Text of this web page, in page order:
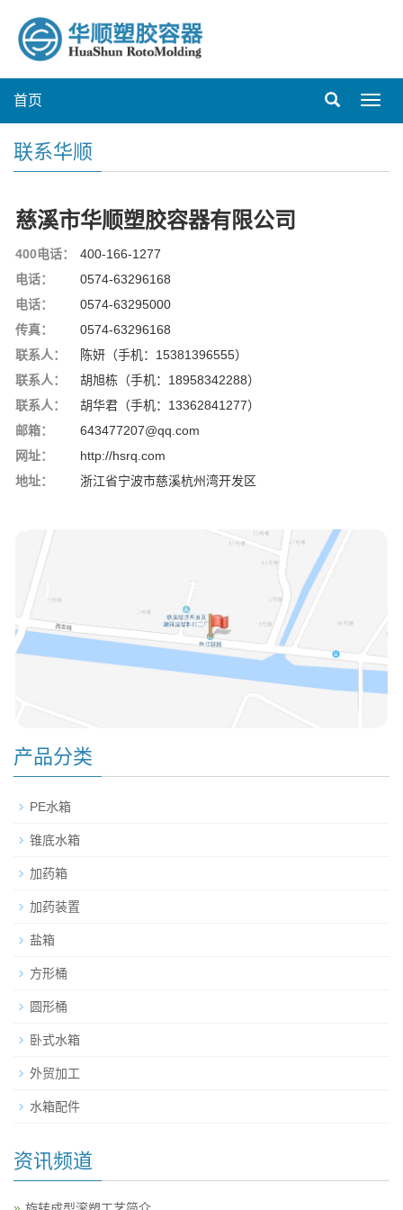
首页
联系华顺
慈溪市华顺塑胶容器有限公司
400电话：
400-166-1277
电话：
0574-63296168
电话：
0574-63295000
传真：
0574-63296168
联系人：
陈妍（手机：15381396555）
联系人：
胡旭栋（手机：18958342288）
联系人：
胡华君（手机：13362841277）
邮箱：
643477207@qq.com
网址：
http://hsrq.com
地址：
浙江省宁波市慈溪杭州湾开发区
产品分类
PE水箱
锥底水箱
加药箱
加药装置
盐箱
方形桶
圆形桶
卧式水箱
外贸加工
水箱配件
资讯频道